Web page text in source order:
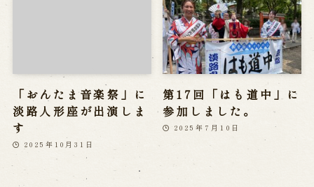
「おんたま音楽祭」に
淡路人形座が出演しま
す
2025年10月31日
第17回「はも道中」に
参加しました。
2025年7月10日